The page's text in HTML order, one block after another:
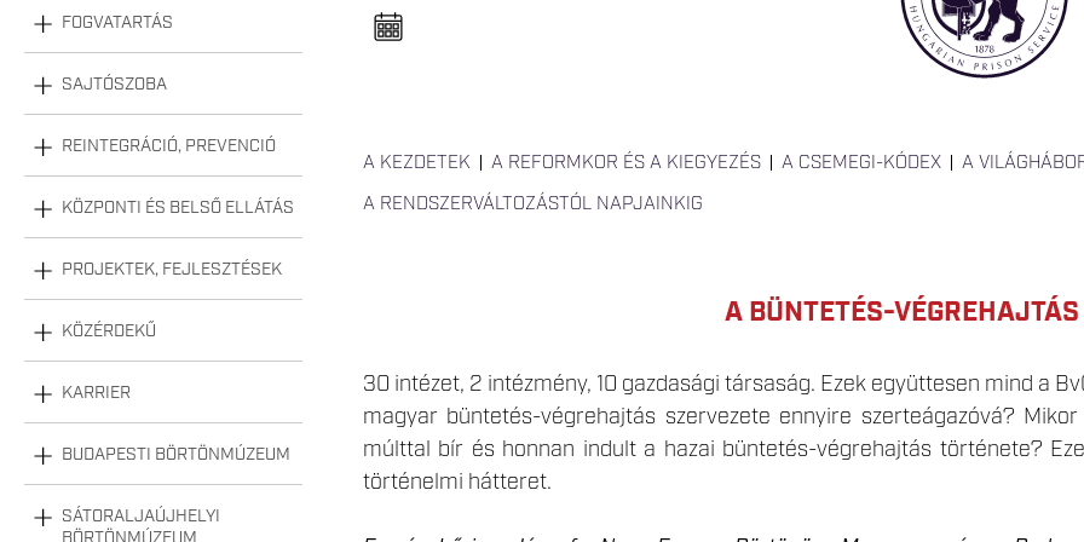
FOGVATARTÁS
SAJTÓSZOBA
REINTEGRÁCIÓ, PREVENCIÓ
KÖZPONTI ÉS BELSŐ ELLÁTÁS
PROJEKTEK, FEJLESZTÉSEK
KÖZÉRDEKŰ
KARRIER
BUDAPESTI BÖRTÖNMÚZEUM
SÁTORALJAÚJHELYI
e
l
a
A KEZDETEK A REFORMKOR ÉS A KIEGYEZÉS A CSEMEGI-KÓDEX
A
A RENDSZERVÁLTOZÁSTÓL NAPJAINKIG
A BÜNTETÉS-
30 intézet, 2 intézmény, 10 gazdasági társaság. Ezek együttesen mind a
magyar büntetés-végrehajtás szervezete ennyire szerteágazóvá?
múlttal bír és honnan indult a hazai büntetés-végrehajtás története?
történelmi hátteret.